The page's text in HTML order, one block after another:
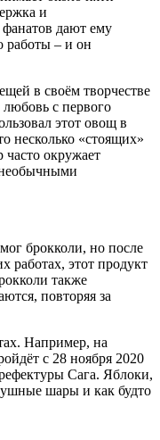
и
дают ему
– и он
в своём творчестве
с первого
этот овощ в
несколько «стоящих»
окружает
брокколи, но после
работах, этот продукт
также
повторяя за
Например, на
с 28 ноября 2020
Сага. Яблоки,
шары и как будто